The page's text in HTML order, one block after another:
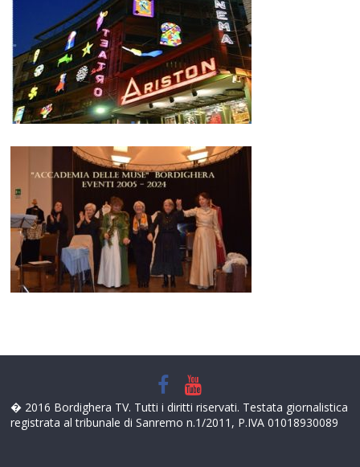
� 2016 Bordighera TV. Tutti i diritti riservati. Testata giornalistica
registrata al tribunale di Sanremo n.1/2011, P.IVA 01018930089